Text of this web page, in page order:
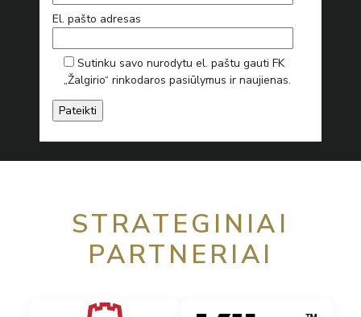
El. pašto adresas
Sutinku savo nurodytu el. paštu gauti FK
„Žalgirio“ rinkodaros pasiūlymus ir naujienas.
STRATEGINIAI
PARTNERIAI